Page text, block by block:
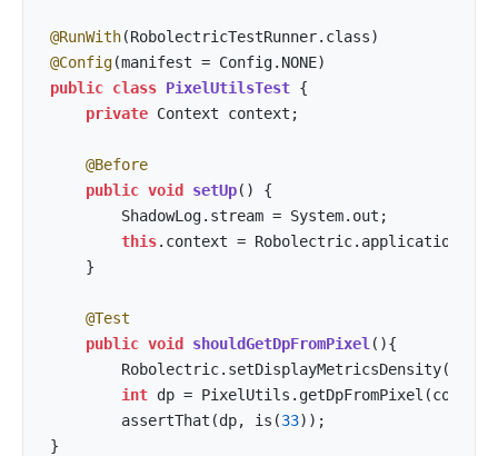
@RunWith
@Config
public class PixelUtilsTest {
private Context context;
@Before
public void setUp()
{
        ShadowLog.stream = System.out;
this.context = Robolectric.application;
    }
@Test
public void shouldGetDpFromPixel (){
        Robolectric.setDisplayMetricsDensity(
int dp =
        assertThat(dp, is(
33));
}